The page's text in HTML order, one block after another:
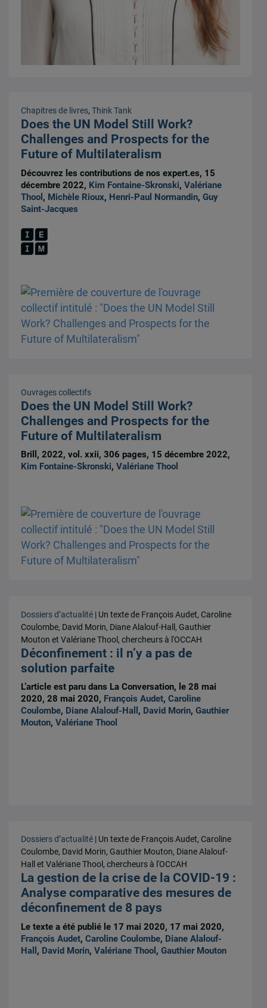
Chapitres de livres,Think Tank
Does the UN Model Still Work?
Challenges and Prospects for the
Future of Multilateralism
Découvrez les contributions de nos expert.es, 15
décembre 2022, Kim Fontaine-Skronski,Valériane
Thool , Michèle Rioux, Henri-Paul Normandin,Guy
Saint-Jacques
Ouvrages collectifs
Does the UN Model Still Work?
Challenges and Prospects for the
Future of Multilateralism
Brill, 2022, vol. xxii, 306 pages, 15 décembre 2022,
Kim Fontaine-Skronski,Valériane Thool
Dossiers d’actualité | Un texte de François Audet, Caroline
Coulombe, David Morin, Diane Alalouf-Hall, Gauthier
Mouton et Valériane Thool, chercheurs à l'OCCAH
Déconfinement : il n’y a pas de
solution parfaite
L’article est paru dans La Conversation, le 28 mai
2020, 28 mai 2020, François Audet,Caroline
Coulombe, Diane Alalouf-Hall , David Morin,Gauthier
Mouton,Valériane Thool
Dossiers d’actualité | Un texte de François Audet, Caroline
Coulombe, David Morin, Gauthier Mouton, Diane Alalouf-
Hall et Valériane Thool, chercheurs à l'OCCAH
La gestion de la crise de la COVID-19 :
Analyse comparative des mesures de
déconfinement de 8 pays
Le texte a été publié le 17 mai 2020, 17 mai 2020,
François Audet,Caroline Coulombe, Diane Alalouf-
Hall , David Morin,Valériane Thool ,Gauthier Mouton